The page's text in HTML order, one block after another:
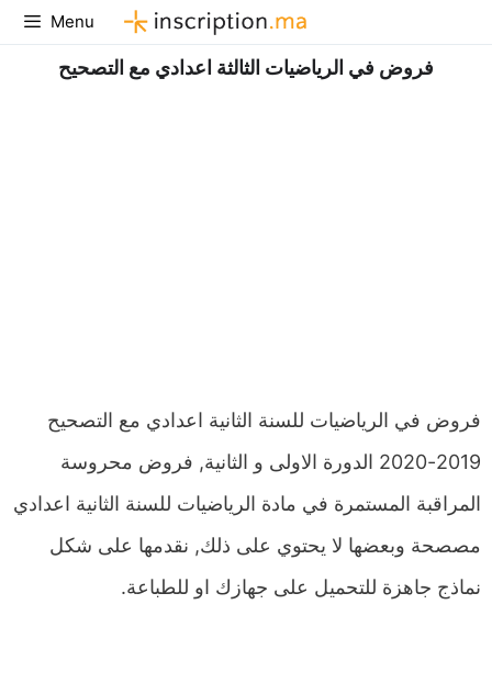
Aller
au
contenu
Menu
فروض في الرياضيات الثالثة اعدادي مع التصحيح
فروض في الرياضيات للسنة الثانية اعدادي مع التصحيح
2019-2020 الدورة الاولى و الثانية, فروض محروسة
المراقبة المستمرة في مادة الرياضيات للسنة الثانية اعدادي
مصصحة وبعضها لا يحتوي على ذلك, نقدمها على شكل
نماذج جاهزة للتحميل على جهازك او للطباعة.